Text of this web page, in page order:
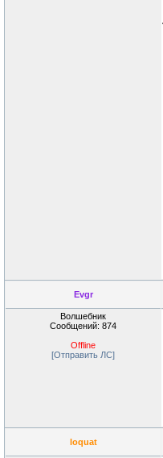
Evgr
Волшебник
Сообщений: 874
Offline
[Отправить ЛС]
loquat